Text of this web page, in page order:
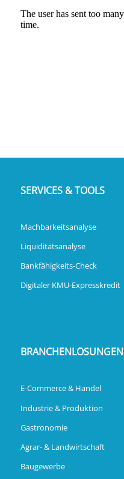
SERVICES & TOOLS
Machbarkeitsanalyse
Liquiditätsanalyse
Bankfähigkeits-Check
Digitaler KMU-Expresskredit
BRANCHENLÖSUNGEN
E-Commerce & Handel
Industrie & Produktion
Gastronomie
Agrar- & Landwirtschaft
Baugewerbe